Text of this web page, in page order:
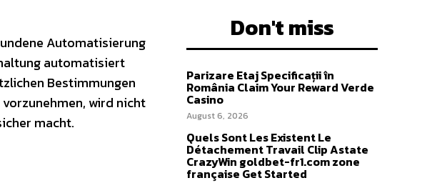
Automatisierung
automatisiert
Bestimmungen
wird nicht
macht.
Don't miss
Parizare Etaj Specificații în
România Claim Your Reward Verde
Casino
August 6, 2026
Quels Sont Les Existent Le
Détachement Travail Clip Astate
CrazyWin goldbet-fr1.com zone
française Get Started